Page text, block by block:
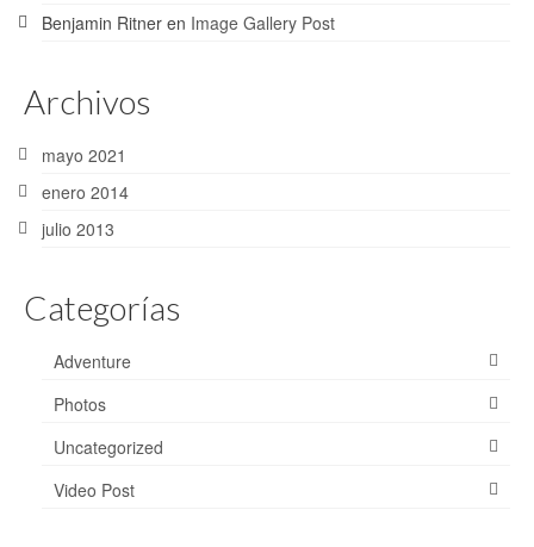
Benjamin Ritner en Image Gallery Post
Archivos
mayo 2021
enero 2014
julio 2013
Categorías
Adventure
Photos
Uncategorized
Video Post